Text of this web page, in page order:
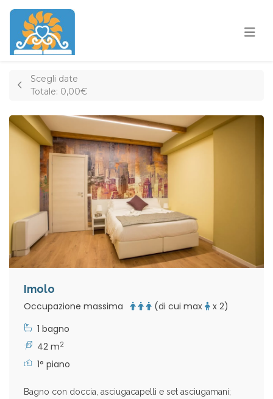
Scegli date
Totale: 0,00€
Imolo
Occupazione massima (di cui max
x 2)
1 bagno
42 m2
1° piano
Bagno con doccia, asciugacapelli e set asciugamani;